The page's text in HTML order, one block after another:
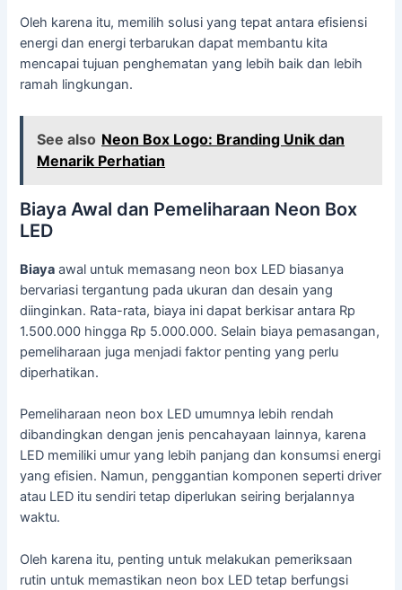
Oleh karena itu, memilih solusi yang tepat antara efisiensi
energi dan energi terbarukan dapat membantu kita
mencapai tujuan penghematan yang lebih baik dan lebih
ramah lingkungan.
See also Neon Box Logo: Branding Unik dan
Menarik Perhatian
Biaya Awal dan Pemeliharaan Neon Box
LED
Biaya awal untuk memasang neon box LED biasanya
bervariasi tergantung pada ukuran dan desain yang
diinginkan. Rata-rata, biaya ini dapat berkisar antara Rp
1.500.000 hingga Rp 5.000.000. Selain biaya pemasangan,
pemeliharaan juga menjadi faktor penting yang perlu
diperhatikan.
Pemeliharaan neon box LED umumnya lebih rendah
dibandingkan dengan jenis pencahayaan lainnya, karena
LED memiliki umur yang lebih panjang dan konsumsi energi
yang efisien. Namun, penggantian komponen seperti driver
atau LED itu sendiri tetap diperlukan seiring berjalannya
waktu.
Oleh karena itu, penting untuk melakukan pemeriksaan
rutin untuk memastikan neon box LED tetap berfungsi